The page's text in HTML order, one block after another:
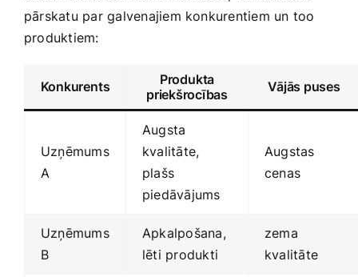
pārskatu par galvenajiem‌ konkurentiem un too
produktiem:
Konkurents
Produkta
priekšrocības
Vājās puses
Uzņēmums
A
Augsta
kvalitāte,
plašs
piedāvājums
Augstas
cenas
Uzņēmums
B
Apkalpošana,
lēti produkti
zema
kvalitāte